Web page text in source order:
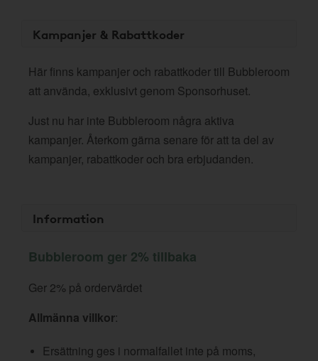
Kampanjer & Rabattkoder
Här finns kampanjer och rabattkoder till Bubbleroom
att använda, exklusivt genom Sponsorhuset.
Just nu har inte Bubbleroom några aktiva
kampanjer. Återkom gärna senare för att ta del av
kampanjer, rabattkoder och bra erbjudanden.
Information
Bubbleroom ger 2% tillbaka
Ger 2% på ordervärdet
Allmänna villkor:
Ersättning ges i normalfallet inte på moms,